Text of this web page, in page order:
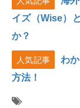
イズ（Wise）
か？
人気記事
わ
方法！